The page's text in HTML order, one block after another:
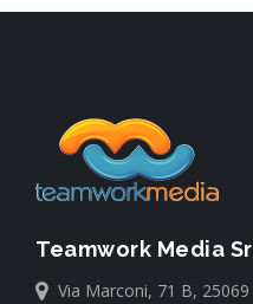
Teamwork Media
Via Marconi, 71 B, 25069